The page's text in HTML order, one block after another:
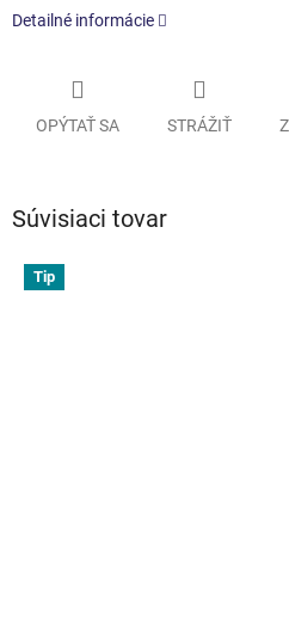
Detailné informácie
OPÝTAŤ SA STRÁŽIŤ
Súvisiaci tovar
Tip